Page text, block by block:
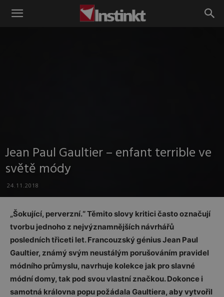
Instinkt
Jean Paul Gaultier – enfant terrible ve
světě módy
24.11.2018
„Šokující, perverzní.“ Těmito slovy kritici často označují
tvorbu jednoho z nejvýznamnějších návrhářů
posledních třiceti let. Francouzský génius Jean Paul
Gaultier, známý svým neustálým porušováním pravidel
módního průmyslu, navrhuje kolekce jak pro slavné
módní domy, tak pod svou vlastní značkou. Dokonce i
samotná královna popu požádala Gaultiera, aby vytvořil